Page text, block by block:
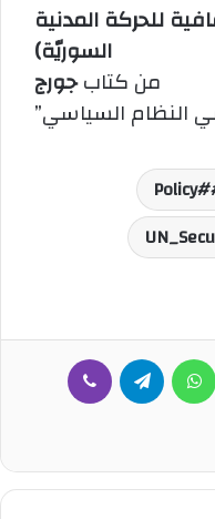
للحركة المدنية
السوريّة)
جورج
النظام السياسي”
#Policy